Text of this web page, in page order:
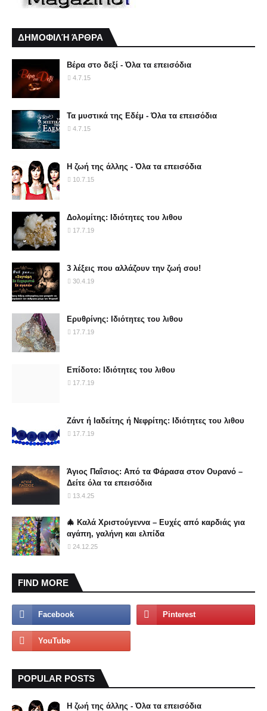
ΔΗΜΟΦΙΛΉ ΆΡΘΡΑ
Βέρα στο δεξί - Όλα τα επεισόδια
4.7.15
Τα μυστικά της Εδέμ - Όλα τα επεισόδια
4.7.15
Η ζωή της άλλης - Όλα τα επεισόδια
10.7.15
Δολομίτης: Ιδιότητες του λιθου
17.7.19
3 λέξεις που αλλάζουν την ζωή σου!
30.4.19
Ερυθρίνης: Ιδιότητες του λιθου
17.7.19
Επίδοτο: Ιδιότητες του λιθου
17.7.19
Ζάντ ή Ιαδείτης ή Νεφρίτης: Ιδιότητες του λιθου
17.7.19
Άγιος Παΐσιος: Από τα Φάρασα στον Ουρανό –
Δείτε όλα τα επεισόδια
13.4.25
🎄 Καλά Χριστούγεννα – Ευχές από καρδιάς για
αγάπη, γαλήνη και ελπίδα
24.12.25
FIND MORE
POPULAR POSTS
Η ζωή της άλλης - Όλα τα επεισόδια